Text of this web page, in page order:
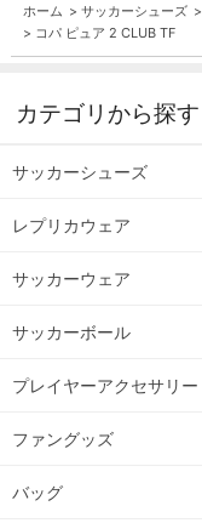
ホーム > サッカーシューズ >
> コパ ピュア 2 CLUB TF
カテゴリから探す
サッカーシューズ
レプリカウェア
サッカーウェア
サッカーボール
プレイヤーアクセサリー
ファングッズ
バッグ